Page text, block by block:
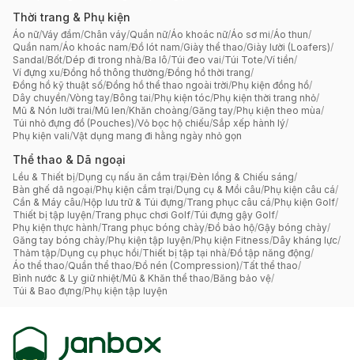
Thời trang & Phụ kiện
Áo nữ/Váy đầm/Chân váy/Quần nữ/Áo khoác nữ/Áo sơ mi/Áo thun/
Quần nam/Áo khoác nam/Đồ lót nam/Giày thể thao/Giày lười (Loafers)/
Sandal/Bốt/Dép đi trong nhà/Ba lô/Túi đeo vai/Túi Tote/Ví tiền/
Ví đựng xu/Đồng hồ thông thường/Đồng hồ thời trang/
Đồng hồ kỹ thuật số/Đồng hồ thể thao ngoài trời/Phụ kiện đồng hồ/
Dây chuyền/Vòng tay/Bông tai/Phụ kiện tóc/Phụ kiện thời trang nhỏ/
Mũ & Nón lưỡi trai/Mũ len/Khăn choàng/Găng tay/Phụ kiện theo mùa/
Túi nhỏ đựng đồ (Pouches)/Vỏ bọc hộ chiếu/Sắp xếp hành lý/
Phụ kiện vali/Vật dụng mang đi hằng ngày nhỏ gọn
Thể thao & Dã ngoại
Lều & Thiết bị/Dụng cụ nấu ăn cắm trại/Đèn lồng & Chiếu sáng/
Bàn ghế dã ngoại/Phụ kiện cắm trại/Dụng cụ & Mồi câu/Phụ kiện câu cá/
Cần & Máy câu/Hộp lưu trữ & Túi đựng/Trang phục câu cá/Phụ kiện Golf/
Thiết bị tập luyện/Trang phục chơi Golf/Túi đựng gậy Golf/
Phụ kiện thực hành/Trang phục bóng chày/Đồ bảo hộ/Gậy bóng chày/
Găng tay bóng chày/Phụ kiện tập luyện/Phụ kiện Fitness/Dây kháng lực/
Thảm tập/Dụng cụ phục hồi/Thiết bị tập tại nhà/Đồ tập năng động/
Áo thể thao/Quần thể thao/Đồ nén (Compression)/Tất thể thao/
Bình nước & Ly giữ nhiệt/Mũ & Khăn thể thao/Băng bảo vệ/
Túi & Bao đựng/Phụ kiện tập luyện